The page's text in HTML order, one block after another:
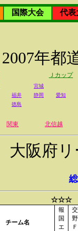
国際大会
代表
2007年都
Ｊカップ
宮城
福井 静岡
愛知
徳島
関東 北信越
大阪府
☆☆☆
チーム名
報
国
エ
交
野
Ｆ